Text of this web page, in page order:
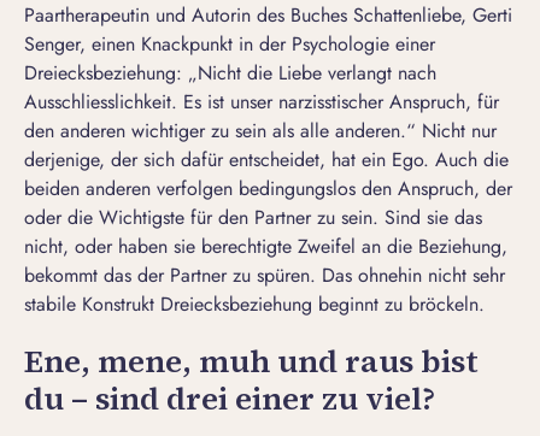
Paartherapeutin und Autorin des Buches Schattenliebe, Gerti
Senger, einen Knackpunkt in der Psychologie einer
Dreiecksbeziehung: „Nicht die Liebe verlangt nach
Ausschliesslichkeit. Es ist unser narzisstischer Anspruch, für
den anderen wichtiger zu sein als alle anderen.“ Nicht nur
derjenige, der sich dafür entscheidet, hat ein Ego. Auch die
beiden anderen verfolgen bedingungslos den Anspruch, der
oder die Wichtigste für den Partner zu sein. Sind sie das
nicht, oder haben sie berechtigte Zweifel an die Beziehung,
bekommt das der Partner zu spüren. Das ohnehin nicht sehr
stabile Konstrukt Dreiecksbeziehung beginnt zu bröckeln.
Ene, mene, muh und raus bist
du – sind drei einer zu viel?